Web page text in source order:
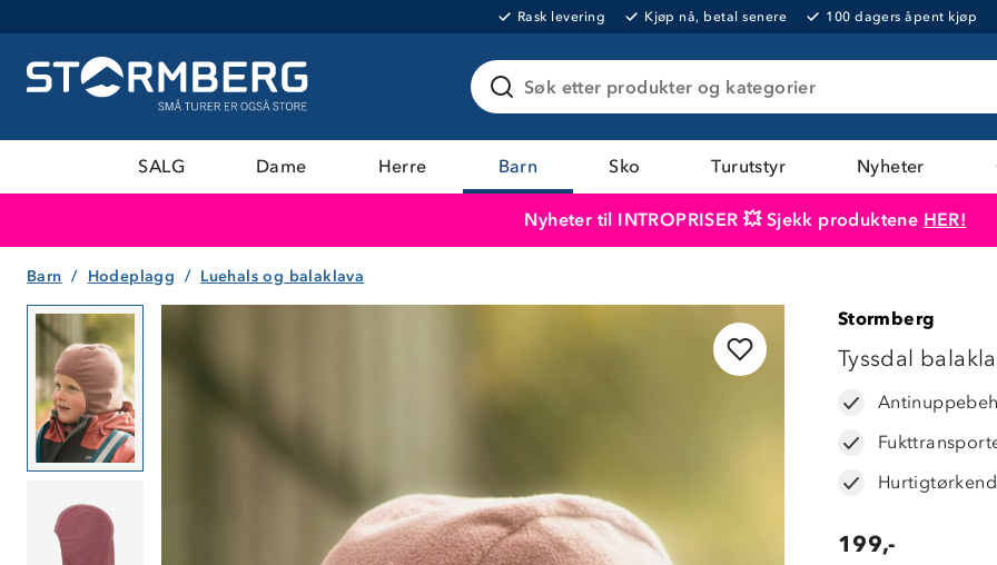
Rask levering Kjøp nå, betal senere 100 dagers åpent kjøp
Søk etter produkter og kategorier
SALG Dame Herre Barn Sko Turutstyr Nyheter
Nyheter til INTROPRISER 💥 Sjekk produktene HER!
Barn Hodeplagg Luehals og balaklava
Stormberg
Tyssdal
199,-